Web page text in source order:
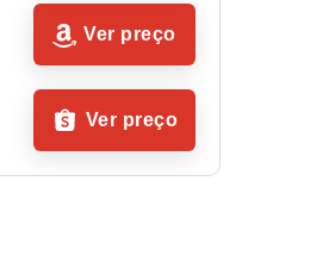
Ver preço
Ver preço